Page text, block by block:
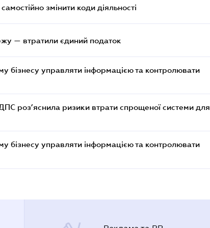
змінити коди діяльності
— втратили єдиний податок
бізнесу управляти інформацією та контролювати
роз’яснила ризики втрати спрощеної системи для
бізнесу управляти інформацією та контролювати